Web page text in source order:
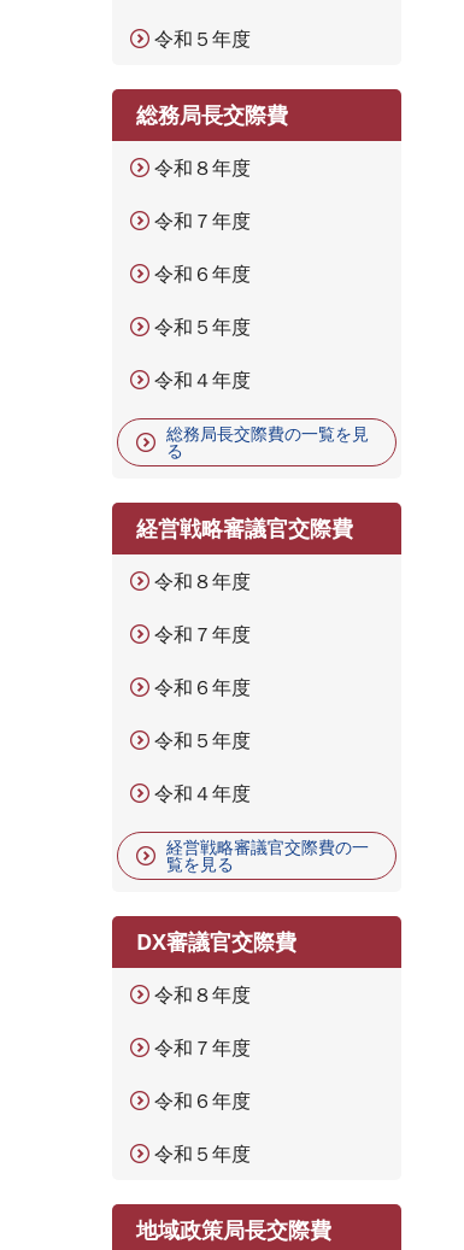
令和５年度
総務局長交際費
令和８年度
令和７年度
令和６年度
令和５年度
令和４年度
総務局長交際費の一覧を見
る
経営戦略審議官交際費
令和８年度
令和７年度
令和６年度
令和５年度
令和４年度
経営戦略審議官交際費の一
覧を見る
DX審議官交際費
令和８年度
令和７年度
令和６年度
令和５年度
地域政策局長交際費